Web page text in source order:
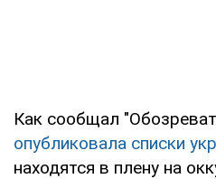
Как сообщал
опубликовала списки
находятся в плену на